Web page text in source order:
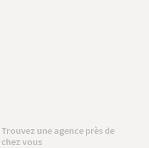
Trouvez une agence près de
chez vous